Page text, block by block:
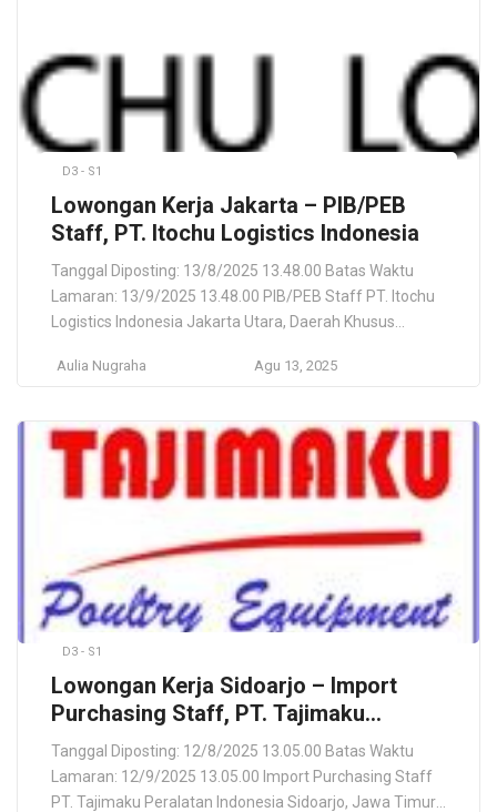
D3 - S1
Lowongan Kerja Jakarta – PIB/PEB
Staff, PT. Itochu Logistics Indonesia
Tanggal Diposting: 13/8/2025 13.48.00 Batas Waktu
Lamaran: 13/9/2025 13.48.00 PIB/PEB Staff PT. Itochu
Logistics Indonesia Jakarta Utara, Daerah Khusus
Daerah Khusus Ibukota Jakarta, ID Deskripsi Pekerjaan
will play a crucial role in the company’s freight and cargo
forwarding […]
Aulia Nugraha Agu 13, 2025
D3 - S1
Lowongan Kerja Sidoarjo – Import
Purchasing Staff, PT. Tajimaku
Peralatan Indonesia
Tanggal Diposting: 12/8/2025 13.05.00 Batas Waktu
Lamaran: 12/9/2025 13.05.00 Import Purchasing Staff
PT. Tajimaku Peralatan Indonesia Sidoarjo, Jawa Timur,